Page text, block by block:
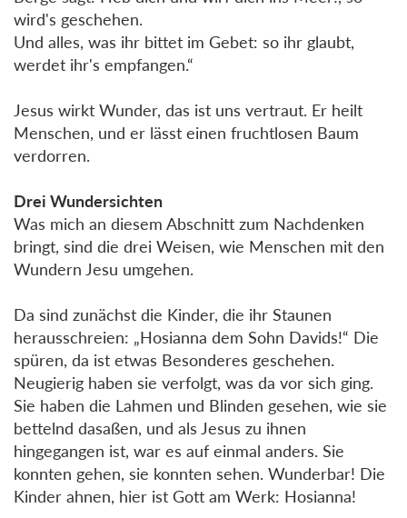
wird's geschehen.
Und alles, was ihr bittet im Gebet: so ihr glaubt,
werdet ihr's empfangen.“
Jesus wirkt Wunder, das ist uns vertraut. Er heilt
Menschen, und er lässt einen fruchtlosen Baum
verdorren.
Drei Wundersichten
Was mich an diesem Abschnitt zum Nachdenken
bringt, sind die drei Weisen, wie Menschen mit den
Wundern Jesu umgehen.
Da sind zunächst die Kinder, die ihr Staunen
herausschreien: „Hosianna dem Sohn Davids!“ Die
spüren, da ist etwas Besonderes geschehen.
Neugierig haben sie verfolgt, was da vor sich ging.
Sie haben die Lahmen und Blinden gesehen, wie sie
bettelnd dasaßen, und als Jesus zu ihnen
hingegangen ist, war es auf einmal anders. Sie
konnten gehen, sie konnten sehen. Wunderbar! Die
Kinder ahnen, hier ist Gott am Werk: Hosianna!